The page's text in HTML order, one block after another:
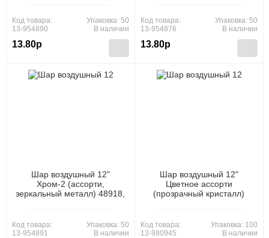
Код товара:
13-954890
13.80р
Упаковка: 50
В наличии
Код товара:
13-954876
13.80р
Упаковка: 50
В наличии
Шар воздушный 12"
Хром-2 (ассорти,
зеркальный металл) 48918,
Код товара:
13-954891
Упаковка: 50
В наличии
Шар воздушный 12"
Цветное ассорти
(прозрачный кристалл)
Код товара:
13-980945
Упаковка: 100
В наличии